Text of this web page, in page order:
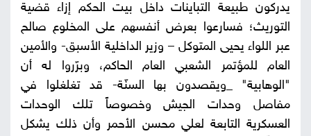
يدركون طبيعة التباينات داخل بيت الحكم إزاء قضية
التوريث؛ فسارعوا بعرض أنفسهم على المخلوع صالح
عبر اللواء يحيى المتوكل – وزير الداخلية الأسبق- والأمين
العام للمؤتمر الشعبي العام الحاكم، وبرّروا له أن
"الوهابية" _ويقصدون بها السنّة- قد تغلغلوا في
مفاصل وحدات الجيش وخصوصاً تلك الوحدات
العسكرية التابعة لعلي محسن الأحمر وأن ذلك يشكل